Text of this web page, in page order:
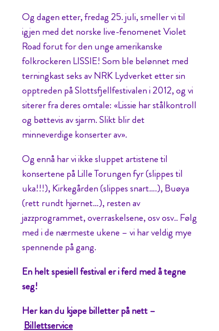
Og dagen etter, fredag 25. juli, smeller vi til
igjen med det norske live-fenomenet Violet
Road forut for den unge amerikanske
folkrockeren LISSIE! Som ble belønnet med
terningkast seks av NRK Lydverket etter sin
opptreden på Slottsfjellfestivalen i 2012, og vi
siterer fra deres omtale: «Lissie har stålkontroll
og bøttevis av sjarm. Slikt blir det
minneverdige konserter av».
Og ennå har vi ikke sluppet artistene til
konsertene på Lille Torungen fyr (slippes til
uka!!!), Kirkegården (slippes snart….), Buøya
(rett rundt hjørnet…), resten av
jazzprogrammet, overraskelsene, osv osv.. Følg
med i de nærmeste ukene – vi har veldig mye
spennende på gang.
En helt spesiell festival er i ferd med å tegne
seg!
Her kan du kjøpe billetter på nett –
Billettservice